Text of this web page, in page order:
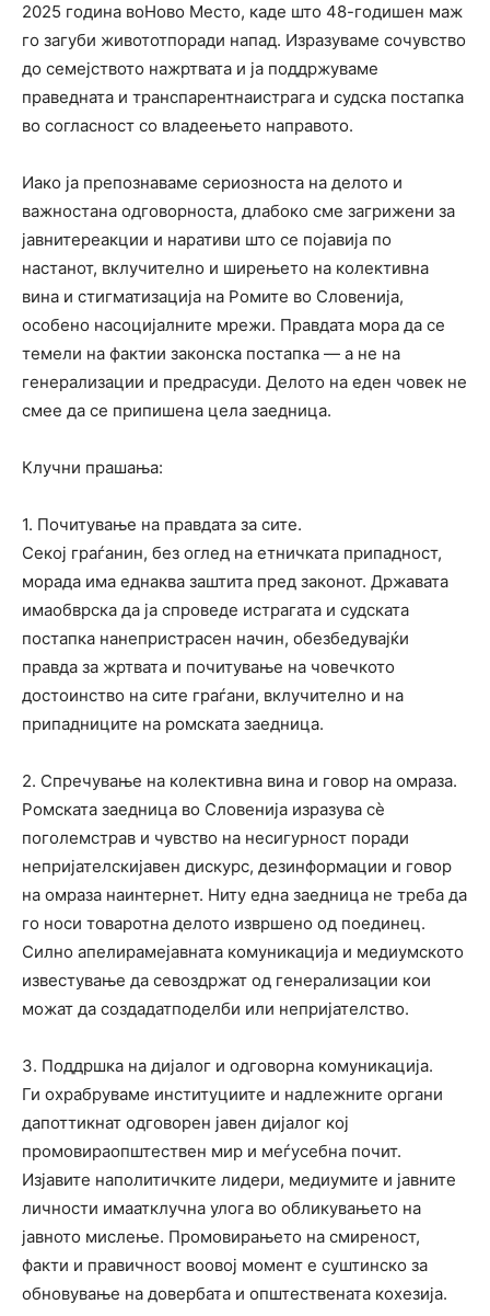
2025 година воНово Место, каде што 48-годишен маж
го загуби живототпоради напад. Изразуваме сочувство
до семејството нажртвата и ја поддржуваме
праведната и транспарентнаистрага и судска постапка
во согласност со владеењето направото.
Иако ја препознаваме сериозноста на делото и
важностана одговорноста, длабоко сме загрижени за
јавнитереакции и наративи што се појавија по
настанот, вклучително и ширењето на колективна
вина и стигматизација на Ромите во Словенија,
особено насоцијалните мрежи. Правдата мора да се
темели на фактии законска постапка — а не на
генерализации и предрасуди. Делото на еден човек не
смее да се припишена цела заедница.
Клучни прашања:
1. Почитување на правдата за сите.
Секој граѓанин, без оглед на етничката припадност,
морада има еднаква заштита пред законот. Државата
имаобврска да ја спроведе истрагата и судската
постапка нанепристрасен начин, обезбедувајќи
правда за жртвата и почитување на човечкото
достоинство на сите граѓани, вклучително и на
припадниците на ромската заедница.
2. Спречување на колективна вина и говор на омраза.
Ромската заедница во Словенија изразува сè
поголемстрав и чувство на несигурност поради
непријателскијавен дискурс, дезинформации и говор
на омраза наинтернет. Ниту една заедница не треба да
го носи товаротна делото извршено од поединец.
Силно апелирамејавната комуникација и медиумското
известување да севоздржат од генерализации кои
можат да создадатподелби или непријателство.
3. Поддршка на дијалог и одговорна комуникација.
Ги охрабруваме институциите и надлежните органи
дапоттикнат одговорен јавен дијалог кој
промовираопштествен мир и меѓусебна почит.
Изјавите наполитичките лидери, медиумите и јавните
личности имаатклучна улога во обликувањето на
јавното мислење. Промовирањето на смиреност,
факти и правичност воовој момент е суштинско за
обновување на довербата и општествената кохезија.